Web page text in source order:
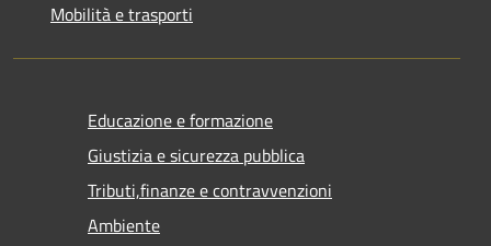
Mobilità e trasporti
Educazione e formazione
Giustizia e sicurezza pubblica
Tributi,finanze e contravvenzioni
Ambiente